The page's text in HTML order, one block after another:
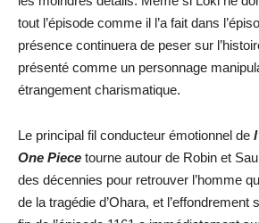
tout l’épisode comme il l’a fait dans
présence continuera de peser sur
présenté comme un personnage
étrangement charismatique.
Le principal fil conducteur émotionnel de
One Piece tourne autour de Robin et
des décennies pour retrouver l’homme
de la tragédie d’Ohara, et l’effondrement